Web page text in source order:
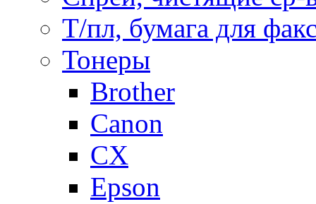
Т/пл, бумага для
Тонеры
Brother
Canon
CX
Epson